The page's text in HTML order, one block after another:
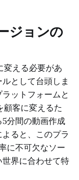
ジョンの
える必要があ
として台頭しま
ットフォームと
客に変えるた
分間の動画作成
よると、このプラ
に不可欠なソー
界に合わせて特